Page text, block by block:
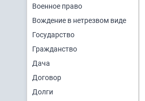
Военное право
Вождение в нетрезвом виде
Государство
Гражданство
Дача
Договор
Долги